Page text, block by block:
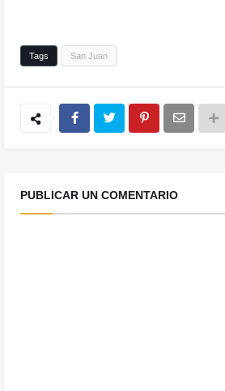
Tags San Juan
PUBLICAR UN COMENTARIO